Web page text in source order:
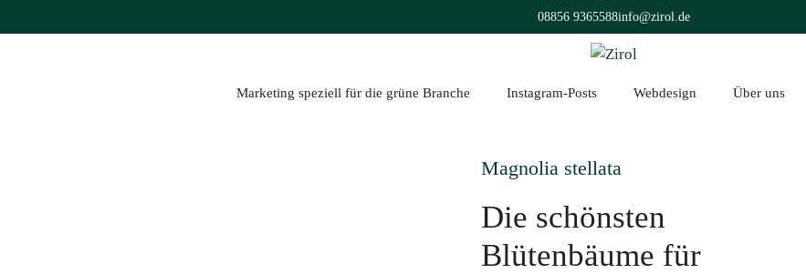
Inhalt
08856 9365588info@zirol.de
Marketing speziell für die grüne Branche Instagram-Posts Webdesign Über uns
Magnolia stellata
Die schönsten
Blütenbäume für